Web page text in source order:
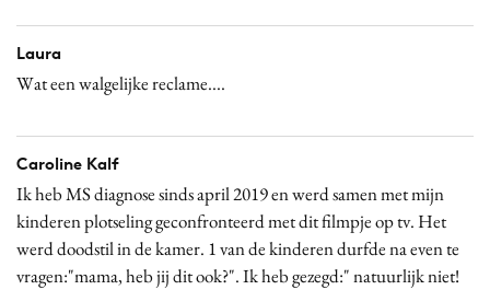
Laura
Wat een walgelijke reclame....
Caroline Kalf
Ik heb MS diagnose sinds april 2019 en werd samen met mijn
kinderen plotseling geconfronteerd met dit filmpje op tv. Het
werd doodstil in de kamer. 1 van de kinderen durfde na even te
vragen:"mama, heb jij dit ook?". Ik heb gezegd:" natuurlijk niet!